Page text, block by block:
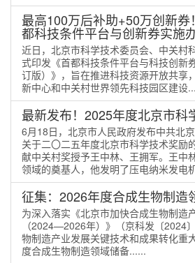
最高100万后补助+50万创新
都科技条件平台与创新券实施
近日，北京市科学技术委员会、中关村
式印发《首都科技条件平台与科技创新
订版）》，旨在推进科技资源开放共享
新中心和中关村世界领先科技园区建设
最新发布！2025年度北京市科
6月18日，北京市人民政府发布中共北
关于二〇二五年度北京市科学技术奖励
献中关村奖授予王中林、王拥军。王中
领域的奠基人，他发明了压电纳米发电
征集：2026年度合成生物制造
为深入落实《北京市加快合成生物制造
（2024—2026年）》（京科发〔2024
物制造产业发展关键技术和成果转化重
度合成生物制造领域储备......